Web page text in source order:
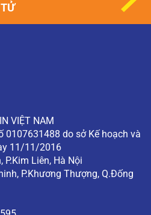
VIỆT NAM
0107631488 do sở Kế hoạch và
11/11/2016
Liên, Hà Nội
P.Khương Thượng, Q.Đống